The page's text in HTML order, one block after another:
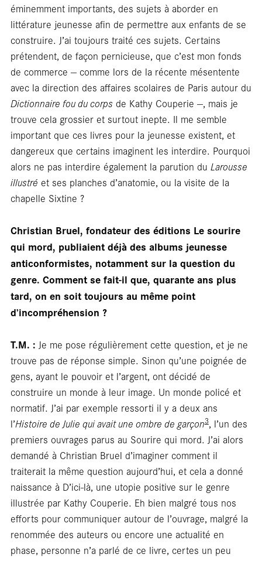
éminemment importants, des sujets à aborder en
littérature jeunesse afin de permettre aux enfants de se
construire. J’ai toujours traité ces sujets. Certains
prétendent, de façon pernicieuse, que c’est mon fonds
de commerce — comme lors de la récente mésentente
avec la direction des affaires scolaires de Paris autour du
Dictionnaire fou du corps de Kathy Couperie —, mais je
trouve cela grossier et surtout inepte. Il me semble
important que ces livres pour la jeunesse existent, et
dangereux que certains imaginent les interdire. Pourquoi
alors ne pas interdire également la parution du Larousse
illustré et ses planches d’anatomie, ou la visite de la
chapelle Sixtine ?
Christian Bruel, fondateur des éditions Le sourire
qui mord, publiaient déjà des albums jeunesse
anticonformistes, notamment sur la question du
genre. Comment se fait-il que, quarante ans plus
tard, on en soit toujours au même point
d’incompréhension ?
T.M. : Je me pose régulièrement cette question, et je ne
trouve pas de réponse simple. Sinon qu’une poignée de
gens, ayant le pouvoir et l’argent, ont décidé de
construire un monde à leur image. Un monde policé et
normatif. J’ai par exemple ressorti il y a deux ans
l’Histoire de Julie qui avait une ombre de garçon3, l’un des
premiers ouvrages parus au Sourire qui mord. J’ai alors
demandé à Christian Bruel d’imaginer comment il
traiterait la même question aujourd’hui, et cela a donné
naissance à D’ici-là, une utopie positive sur le genre
illustrée par Kathy Couperie. Eh bien malgré tous nos
efforts pour communiquer autour de l’ouvrage, malgré la
renommée des auteurs ou encore une actualité en
phase, personne n’a parlé de ce livre, certes un peu